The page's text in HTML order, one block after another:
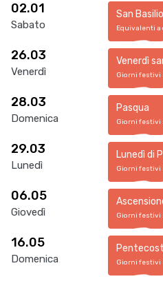
02.01
Sabato
San Basilio
Equivalenti a
26.03
Venerdì
Venerdì
Giorni festivi
28.03
Domenica
Pasqua
Giorni festivi
29.03
Lunedì
Lunedì di
Giorni festivi
06.05
Giovedì Giorni festivi
16.05
Domenica Giorni festivi